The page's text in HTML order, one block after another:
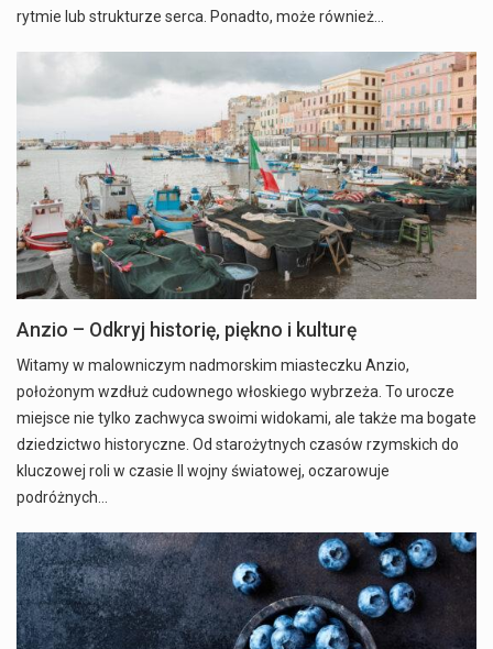
rytmie lub strukturze serca. Ponadto, może również…
Anzio – Odkryj historię, piękno i kulturę
Witamy w malowniczym nadmorskim miasteczku Anzio,
położonym wzdłuż cudownego włoskiego wybrzeża. To urocze
miejsce nie tylko zachwyca swoimi widokami, ale także ma bogate
dziedzictwo historyczne. Od starożytnych czasów rzymskich do
kluczowej roli w czasie II wojny światowej, oczarowuje
podróżnych…